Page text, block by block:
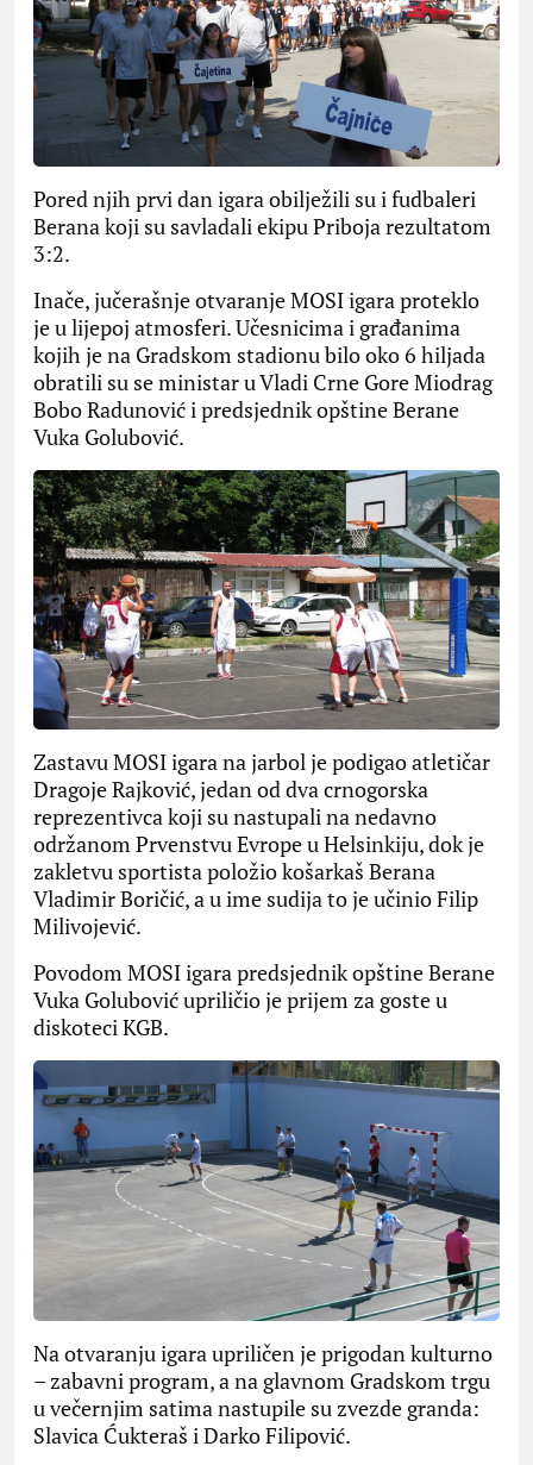
Pored njih prvi dan igara obilježili su i fudbaleri
Berana koji su savladali ekipu Priboja rezultatom
3:2.
Inače, jučerašnje otvaranje MOSI igara proteklo
je u lijepoj atmosferi. Učesnicima i građanima
kojih je na Gradskom stadionu bilo oko 6 hiljada
obratili su se ministar u Vladi Crne Gore Miodrag
Bobo Radunović i predsjednik opštine Berane
Vuka Golubović.
Zastavu MOSI igara na jarbol je podigao atletičar
Dragoje Rajković, jedan od dva crnogorska
reprezentivca koji su nastupali na nedavno
održanom Prvenstvu Evrope u Helsinkiju, dok je
zakletvu sportista položio košarkaš Berana
Vladimir Boričić, a u ime sudija to je učinio Filip
Milivojević.
Povodom MOSI igara predsjednik opštine Berane
Vuka Golubović upriličio je prijem za goste u
diskoteci KGB.
Na otvaranju igara upriličen je prigodan kulturno
– zabavni program, a na glavnom Gradskom trgu
u večernjim satima nastupile su zvezde granda:
Slavica Ćukteraš i Darko Filipović.